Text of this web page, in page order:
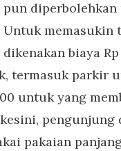
pun
memasukin
biaya
termasuk parkir
untuk yang
pengunjung
pakaian